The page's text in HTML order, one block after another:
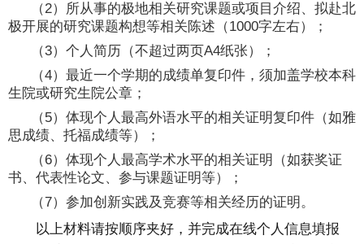
（2）所从事的极地相关研究课题或项目介绍、拟赴北
极开展的研究课题构想等相关陈述（1000字左右）；
（3）个人简历（不超过两页A4纸张）；
（4）最近一个学期的成绩单复印件，须加盖学校本科
生院或研究生院公章；
（5）体现个人最高外语水平的相关证明复印件（如雅
思成绩、托福成绩等）；
（6）体现个人最高学术水平的相关证明（如获奖证
书、代表性论文、参与课题证明等）；
（7）参加创新实践及竞赛等相关经历的证明。
以上材料请按顺序夹好，并完成在线个人信息填报